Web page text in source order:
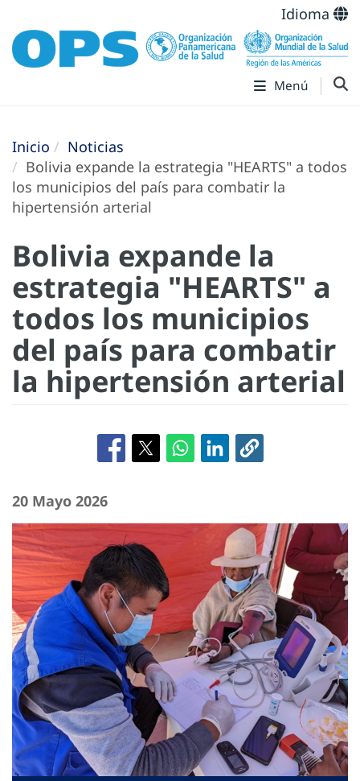
Idioma
Menú
Inicio
Noticias
Bolivia expande la estrategia "HEARTS" a todos
los municipios del país para combatir la
hipertensión arterial
Bolivia expande la
estrategia "HEARTS" a
todos los municipios
del país para combatir
la hipertensión arterial
20 Mayo 2026